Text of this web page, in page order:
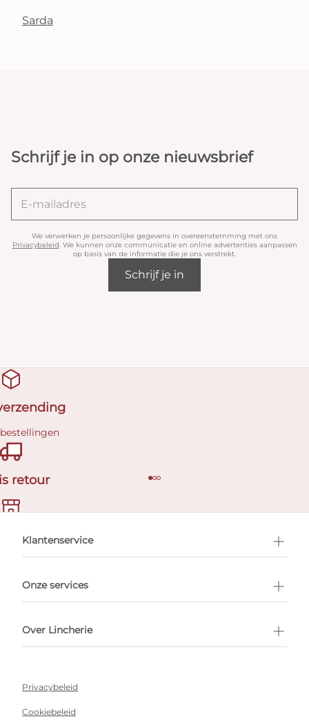
Sarda
Schrijf je in op onze nieuwsbrief
We verwerken je persoonlijke gegevens in overeenstemming met ons
Privacybeleid. We kunnen onze communicatie en online advertenties aanpassen
op basis van de informatie die je ons verstrekt.
Schrijf je in
retour
afspraak
Klantenservice
Onze services
Over Lincherie
Privacybeleid
Cookiebeleid